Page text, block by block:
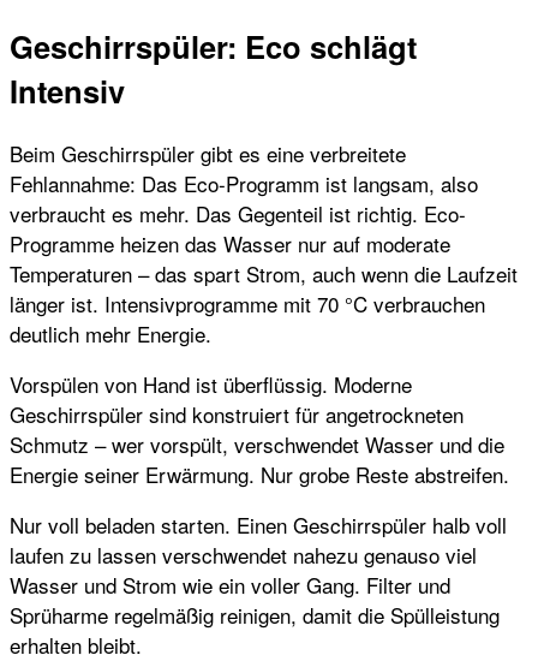
Geschirrspüler: Eco schlägt
Intensiv
Beim Geschirrspüler gibt es eine verbreitete
Fehlannahme: Das Eco-Programm ist langsam, also
verbraucht es mehr. Das Gegenteil ist richtig. Eco-
Programme heizen das Wasser nur auf moderate
Temperaturen – das spart Strom, auch wenn die Laufzeit
länger ist. Intensivprogramme mit 70 °C verbrauchen
deutlich mehr Energie.
Vorspülen von Hand ist überflüssig. Moderne
Geschirrspüler sind konstruiert für angetrockneten
Schmutz – wer vorspült, verschwendet Wasser und die
Energie seiner Erwärmung. Nur grobe Reste abstreifen.
Nur voll beladen starten. Einen Geschirrspüler halb voll
laufen zu lassen verschwendet nahezu genauso viel
Wasser und Strom wie ein voller Gang. Filter und
Sprüharme regelmäßig reinigen, damit die Spülleistung
erhalten bleibt.